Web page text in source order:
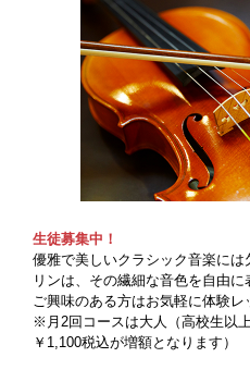
生徒募集中！
優雅で美しいクラシック音楽に
リンは、その繊細な音色を自由に
ご興味のある方はお気軽に体験
※月2回コースは大人（高校生以
￥1,100税込が増額となります）